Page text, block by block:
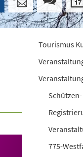
Tourismus
775-